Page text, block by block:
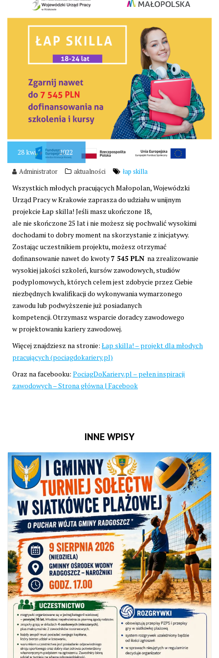
28 kwi 2022
Administrator aktualności łap skilla
Wszystkich młodych pracujących Małopolan, Wojewódzki
Urząd Pracy w Krakowie zaprasza do udziału w unijnym
projekcie Łap skilla! Jeśli masz ukończone 18,
ale nie skończone 25 lat i nie możesz się pochwalić wysokimi
dochodami to dobry moment na skorzystanie z inicjatywy.
Zostając uczestnikiem projektu, możesz otrzymać
dofinansowanie nawet do kwoty7 545 PLN na zrealizowanie
wysokiej jakości szkoleń, kursów zawodowych, studiów
podyplomowych, których celem jest zdobycie przez Ciebie
niezbędnych kwalifikacji do wykonywania wymarzonego
zawodu lub podwyższenie już posiadanych
kompetencji. Otrzymasz wsparcie doradcy zawodowego
w projektowaniu kariery zawodowej.
Więcej znajdziesz na stronie: Łap skilla! – projekt dla młodych
pracujących (pociagdokariery.pl)
Oraz na facebooku: PociagDoKariery.pl – pełen inspiracji
zawodowych – Strona główna | Facebook
INNE WPISY